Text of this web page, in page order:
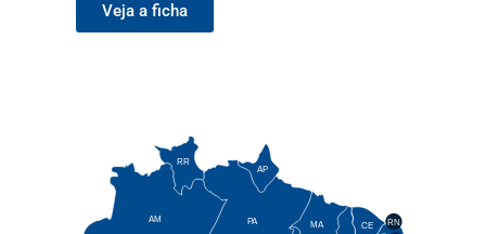
Veja a ficha
RN
CE
MA
AP
PA
RR
AM